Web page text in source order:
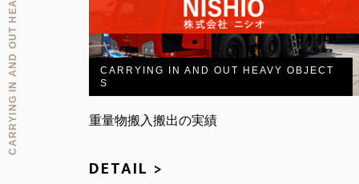
CARRYING IN AND OUT HEAVY OBJECT
S
重量物搬入搬出の実績
DETAIL >